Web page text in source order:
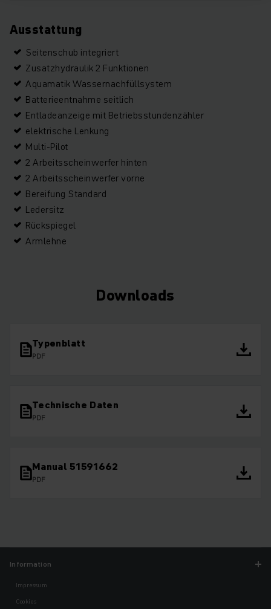
Ausstattung
Seitenschub integriert
Zusatzhydraulik 2 Funktionen
Aquamatik Wassernachfüllsystem
Batterieentnahme seitlich
Entladeanzeige mit Betriebsstundenzähler
elektrische Lenkung
Multi-Pilot
2 Arbeitsscheinwerfer hinten
2 Arbeitsscheinwerfer vorne
Bereifung Standard
Ledersitz
Rückspiegel
Armlehne
Downloads
Typenblatt
PDF
Technische Daten
PDF
Manual 51591662
PDF
Information
Impressum
Cookies